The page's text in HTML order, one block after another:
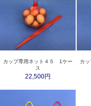
カップ専用ネット４５ 1ケー
ス
22,500円
カ